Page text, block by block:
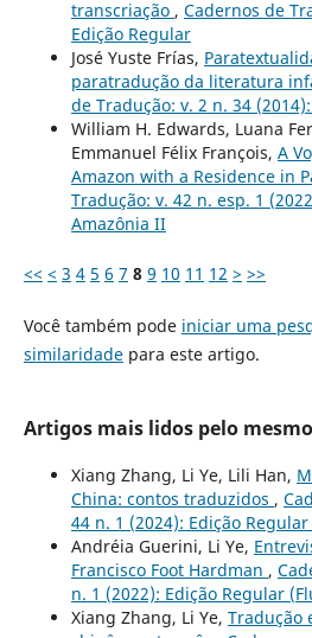
transcriação , Cadernos de
Edição Regular
José Yuste Frías,
paratradução da literatura
de Tradução: v. 2 n. 34
William H. Edwards, Luana
Emmanuel Félix François, A
Amazon with a Residence in
Tradução: v. 42 n. esp. 1
Amazônia II
<< < 3 4 5 6 7 8 9 10 11 12 > >>
Você também pode iniciar uma
similaridadepara este artigo.
Artigos mais lidos pelo
Xiang Zhang, Li Ye, Lili Han,
China: contos traduzidos ,
44 n. 1 (2024): Edição
Andréia Guerini, Li Ye,
Francisco Foot Hardman ,
n. 1 (2022): Edição Regular
Xiang Zhang, Li Ye, Tradução